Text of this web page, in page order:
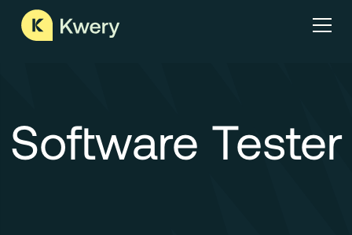
Software Tester